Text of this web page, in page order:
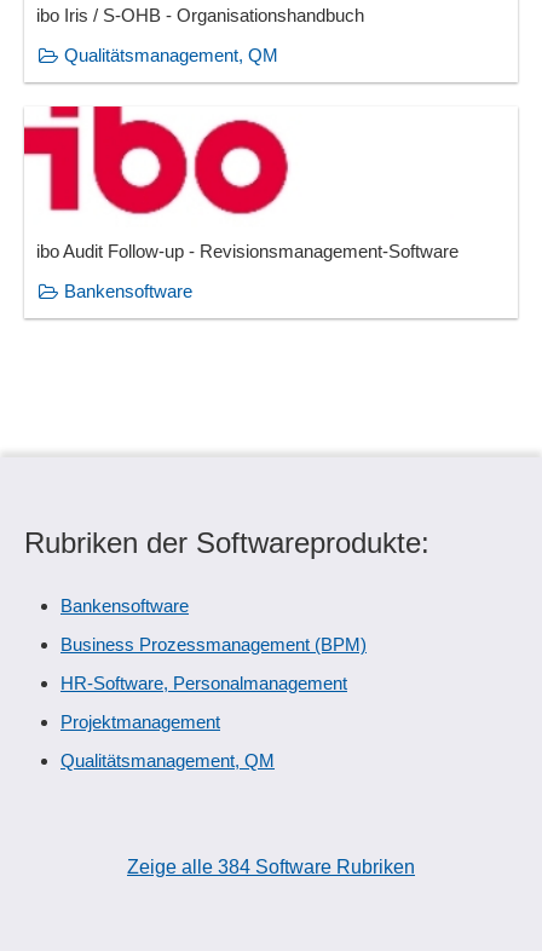
ibo Iris / S-OHB - Organisationshandbuch
Qualitätsmanagement, QM
ibo Audit Follow-up - Revisionsmanagement-Software
Bankensoftware
Rubriken der Softwareprodukte:
Bankensoftware
Business Prozessmanagement (BPM)
HR-Software, Personalmanagement
Projektmanagement
Qualitätsmanagement, QM
Zeige alle 384 Software Rubriken